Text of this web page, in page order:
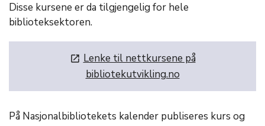
Disse kursene er da tilgjengelig for hele
biblioteksektoren.
launch Lenke til nettkursene på
bibliotekutvikling.no
På Nasjonalbibliotekets kalender publiseres kurs og